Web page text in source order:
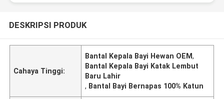
DESKRIPSI PRODUK
Cahaya Tinggi:
Bantal Kepala Bayi Hewan OEM,
Bantal Kepala Bayi Katak Lembut
Baru Lahir
, Bantal Bayi Bernapas 100% Katun